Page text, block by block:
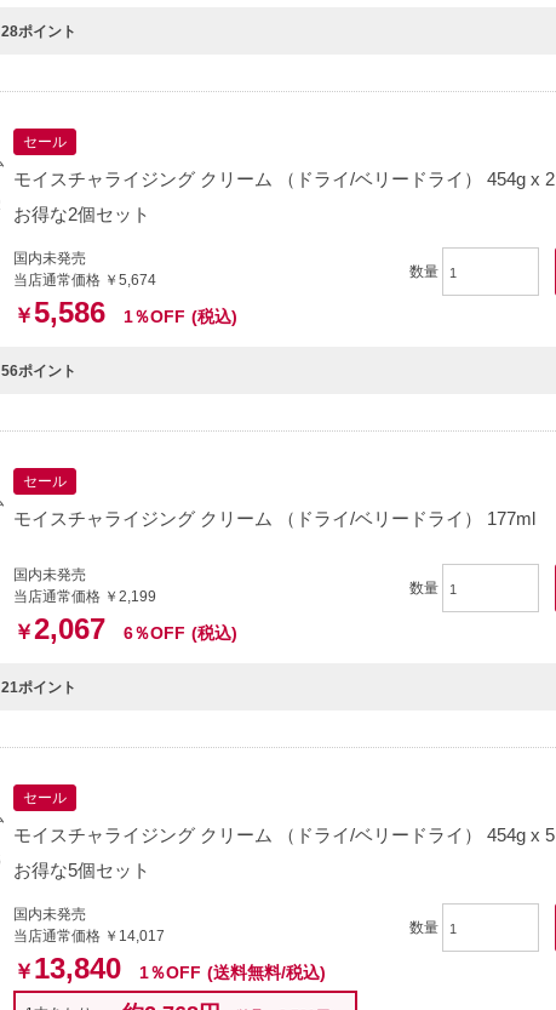
28ポイント
セール
モイスチャライジング クリーム （ドライ/ベリードライ） 454g x 2
お得な2個セット
国内未発売
当店通常価格 ￥5,674
￥5,586 1％OFF (税込)
数量
56ポイント
セール
モイスチャライジング クリーム （ドライ/ベリードライ） 177ml
国内未発売
当店通常価格 ￥2,199
￥2,067 6％OFF (税込)
数量
21ポイント
セール
モイスチャライジング クリーム （ドライ/ベリードライ） 454g x 5
お得な5個セット
国内未発売
当店通常価格 ￥14,017
￥ 13,840 1％OFF (送料無料/税込)
数量